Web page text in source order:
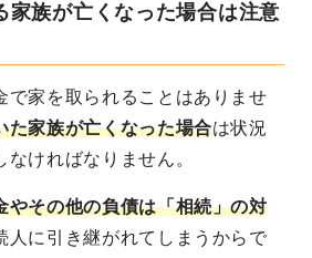
家族が亡くなった場合は注意
で家を取られることはありませ
た家族が亡くなった場合は状況
ければなりません。
やその他の負債は「相続」の対
人に引き継がれてしまうからで